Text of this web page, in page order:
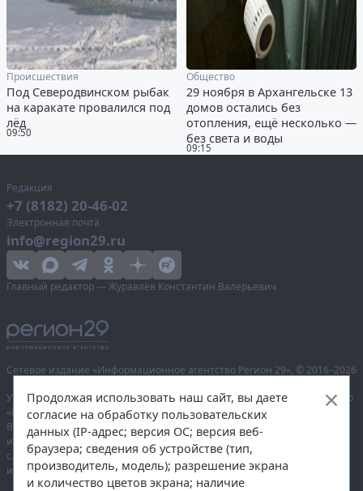
09:50
Происшествия
Под Северодвинском рыбак
на каракате провалился под
лёд
09:15
Общество
29 ноября в Архангельске 13
домов остались без
отопления, ещё несколько —
без света и воды
Редакция
+7 (8182) 20-46-02
Электронная почта
info@region29.ru
Главный редактор — Журавлёв Константин Валерьевич
Сетевое издание «Информационное агентство Регион 29», © 2016–2026
Учредитель — общество с ограниченной ответственностью «Агентство
«Правда Севера».
Выписка из реестра зарегистрированных средств массовой
информации:ЭЛ № ФС 77-74226
от 09.11.2018 выдано Федеральной
службой по надзору в сфере связи, информационных технологий
и массовых коммуникаций (Роскомнадзор).
Продолжая использовать наш сайт, вы даете
согласие на обработку пользовательских
данных (IP-адрес; версия ОС; версия веб-
браузера; сведения об устройстве (тип,
производитель, модель); разрешение экрана
и количество цветов экрана; наличие